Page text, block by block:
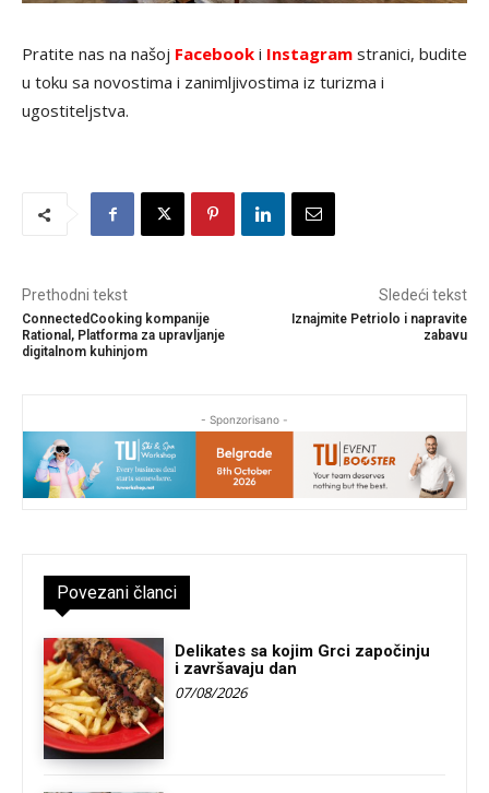
Pratite nas na našoj Facebook i Instagram stranici, budite
u toku sa novostima i zanimljivostima iz turizma i
ugostiteljstva.
Prethodni tekst
ConnectedCooking kompanije
Rational, Platforma za upravljanje
digitalnom kuhinjom
Sledeći tekst
Iznajmite Petriolo i napravite
zabavu
- Sponzorisano -
Povezani članci
Delikates sa kojim Grci započinju
i završavaju dan
07/08/2026